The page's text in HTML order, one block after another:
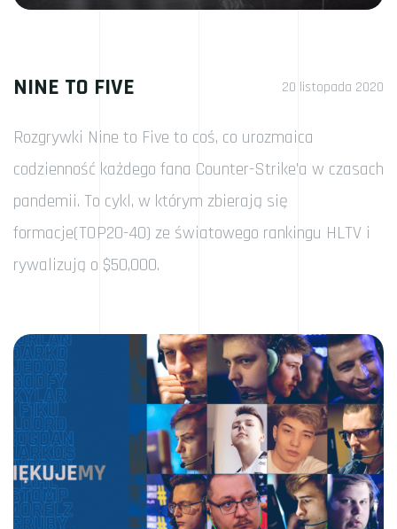
NINE TO FIVE 20 listopada 2020
Rozgrywki Nine to Five to coś, co urozmaica
codzienność każdego fana Counter-Strike’a w czasach
pandemii. To cykl, w którym zbierają się
formacje(TOP20-40) ze światowego rankingu HLTV i
rywalizują o $50,000.